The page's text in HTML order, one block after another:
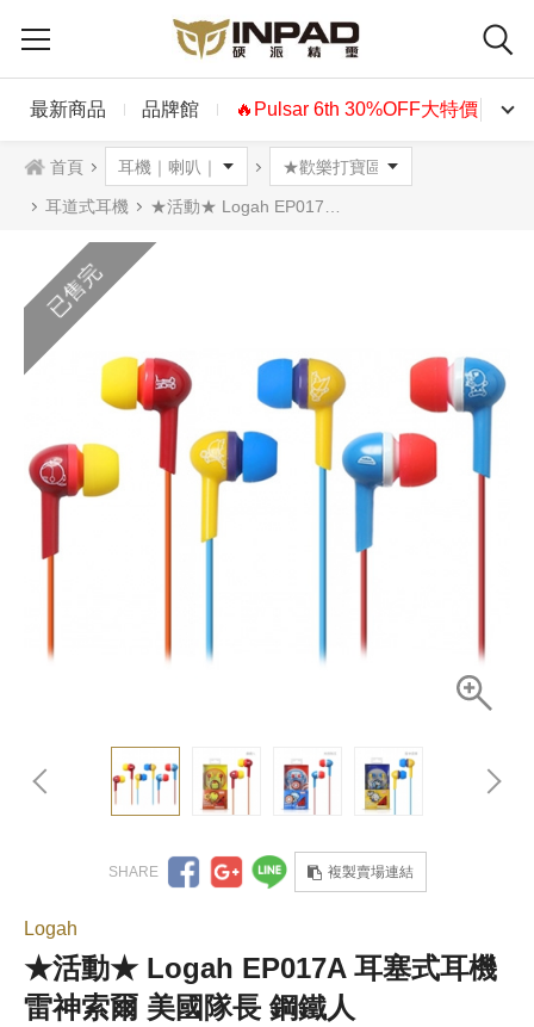
最新商品 品牌館 🔥Pulsar 6th 30%OFF大特價🔥
首頁
耳道式耳機 ★活動★ Logah EP017A 耳塞式耳機 雷神索爾 美國隊長 鋼鐵人
已售完
複製賣場連結
Logah
★活動★ Logah EP017A 耳塞式耳機
雷神索爾 美國隊長 鋼鐵人